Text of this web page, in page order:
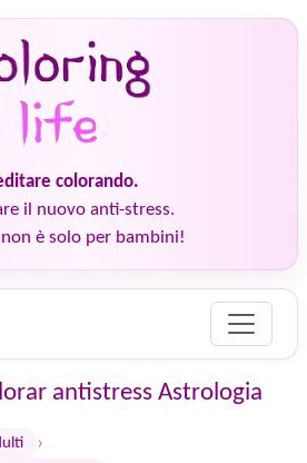
colorando.
il nuovo anti-stress.
è solo per bambini!
antistress Astrologia
›